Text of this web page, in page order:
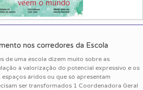
nos corredores da Escola
de uma escola dizem muito sobre as
à valorização do potencial expressivo e os
áridos ou que só apresentam
ser transformados 1 Coordenadora Geral